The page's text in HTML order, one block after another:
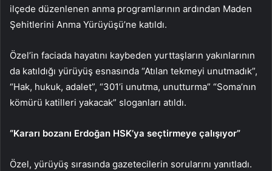
ilçede düzenlenen anma programlarının ardından Maden
Şehitlerini Anma Yürüyüşü’ne katıldı.
Özel’in faciada hayatını kaybeden yurttaşların yakınlarının
da katıldığı yürüyüş esnasında “Atılan tekmeyi unutmadık”,
“Hak, hukuk, adalet”, “301’i unutma, unutturma” “Soma’nın
kömürü katilleri yakacak” sloganları atıldı.
“Kararı bozanı Erdoğan HSK’ya seçtirmeye çalışıyor”
Özel, yürüyüş sırasında gazetecilerin sorularını yanıtladı.